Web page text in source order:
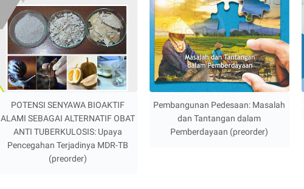
POTENSI SENYAWA BIOAKTIF
ALAMI SEBAGAI ALTERNATIF OBAT
ANTI TUBERKULOSIS: Upaya
Pencegahan Terjadinya MDR-TB
(preorder)
Pembangunan Pedesaan: Masalah
dan Tantangan dalam
Pemberdayaan (preorder)